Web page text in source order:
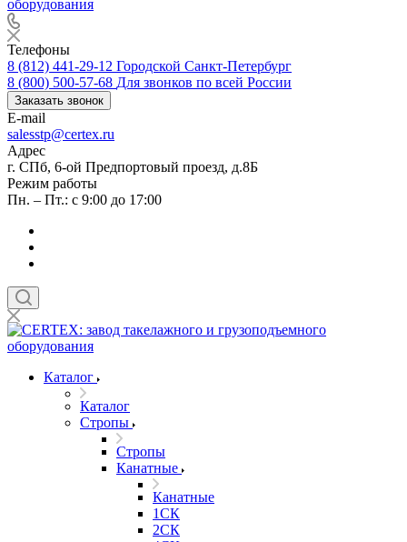
Телефоны
8 (812) 441-29-12 Городской Санкт-Петербург
8 (800) 500-57-68 Для звонков по всей России
Заказать звонок
E-mail
salesstp@certex.ru
Адрес
г. СПб, 6-ой Предпортовый проезд, д.8Б
Режим работы
Пн. – Пт.: с 9:00 до 17:00
Каталог
Каталог
Стропы
Стропы
Канатные
Канатные
1СК
2СК